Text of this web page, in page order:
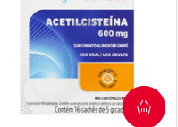
COMPRAR